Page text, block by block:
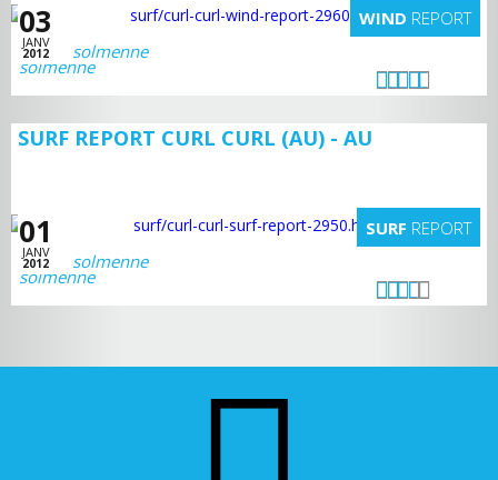
03
JANV
2012
WIND REPORT
solmenne
SURF REPORT CURL CURL (AU) - AU
01
JANV
2012
SURF REPORT
solmenne